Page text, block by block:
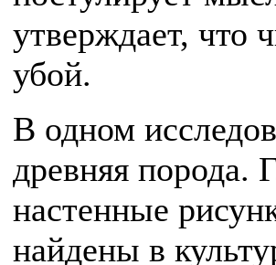
утверждает, что
убой.
В одном
древняя порода.
настенные
найдены в